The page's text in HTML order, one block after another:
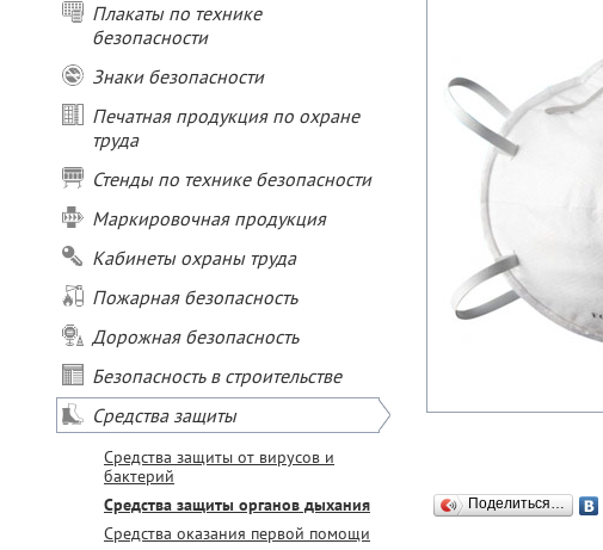
Плакаты по технике
безопасности
Знаки безопасности
Печатная продукция по охране
труда
Стенды по технике безопасности
Маркировочная продукция
Кабинеты охраны труда
Пожарная безопасность
Дорожная безопасность
Безопасность в строительстве
Средства защиты
Средства защиты от вирусов и
бактерий
Средства защиты органов дыхания
Средства оказания первой помощи
Поделиться…